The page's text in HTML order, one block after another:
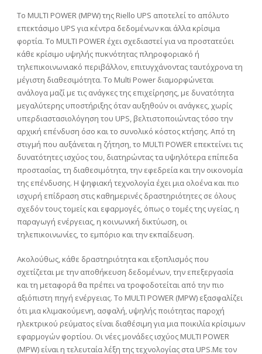
To MULTI POWER (MPW) της Riello UPS αποτελεί το απόλυτο
επεκτάσιμο UPS για κέντρα δεδομένων και άλλα κρίσιμα
φορτία. Το MULTI POWER έχει σχεδιαστεί για να προστατεύει
κάθε κρίσιμο υψηλής πυκνότητας πληροφοριακό ή
τηλεπικοινωνιακό περιβάλλον, επιτυγχάνοντας ταυτόχρονα τη
μέγιστη διαθεσιμότητα. Το Multi Power διαμορφώνεται
ανάλογα μαζί με τις ανάγκες της επιχείρησης, με δυνατότητα
μεγαλύτερης υποστήριξης όταν αυξηθούν οι ανάγκες, χωρίς
υπερδιαστασιολόγηση του UPS, βελτιστοποιώντας τόσο την
αρχική επένδυση όσο και το συνολικό κόστος κτήσης. Από τη
στιγμή που αυξάνεται η ζήτηση, το MULTI POWER επεκτείνει τις
δυνατότητες ισχύος του, διατηρώντας τα υψηλότερα επίπεδα
προστασίας, τη διαθεσιμότητα, την εφεδρεία και την οικονομία
της επένδυσης. Η ψηφιακή τεχνολογία έχει μια ολοένα και πιο
ισχυρή επίδραση στις καθημερινές δραστηριότητες σε όλους
σχεδόν τους τομείς και εφαρμογές, όπως ο τομές της υγείας, η
παραγωγή ενέργειας, η κοινωνική δικτύωση, οι
τηλεπικοινωνίες, το εμπόριο και την εκπαίδευση.
Ακολούθως, κάθε δραστηριότητα και εξοπλισμός που
σχετίζεται με την αποθήκευση δεδομένων, την επεξεργασία
και τη μεταφορά θα πρέπει να τροφοδοτείται από την πιο
αξιόπιστη πηγή ενέργειας. Το MULTI POWER (MPW) εξασφαλίζει
ότι μια κλιμακούμενη, ασφαλή, υψηλής ποιότητας παροχή
ηλεκτρικού ρεύματος είναι διαθέσιμη για μια ποικιλία κρίσιμων
εφαρμογών φορτίου. Οι νέες μονάδες ισχύος MULTI POWER
(MPW) είναι η τελευταία λέξη της τεχνολογίας στα UPS.Με τον